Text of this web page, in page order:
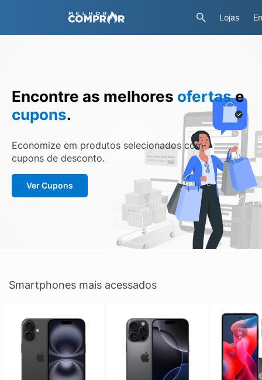
Lojas
Encontre as melhores ofertase
cupons.
Economize em produtos selecionados com
cupons de desconto.
Ver Cupons
Smartphones mais acessados